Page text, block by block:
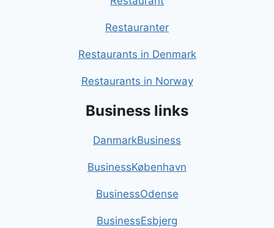
Restauranter
Restaurants in Denmark
Restaurants in Norway
Business links
DanmarkBusiness
BusinessKøbenhavn
BusinessOdense
BusinessEsbjerg